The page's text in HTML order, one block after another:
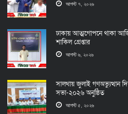
আগস্ট ৭, ২০২৬
ঢাকায় আত্মগোপনে থাকা
শাকিল গ্রেপ্তার
আগস্ট ৬, ২০২৬
সালথায় জুলাই গণঅভ্যুত্থান
সভা-২০২৬ অনুষ্ঠিত
আগস্ট ৫, ২০২৬